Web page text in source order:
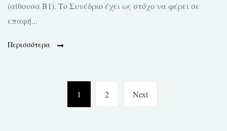
(αίθουσα Β1). Το Συνέδριο έχει ως στόχο να φέρει σε
επαφή...
Περισσότερα
Page
1 Page
2 NextNext
page